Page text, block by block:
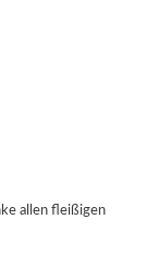
allen fleißigen